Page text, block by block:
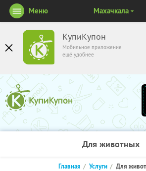
КупиКупон
Мобильное приложение
ещё удобнее
Меню Махачкала
Для животных
Главная Услуги Для